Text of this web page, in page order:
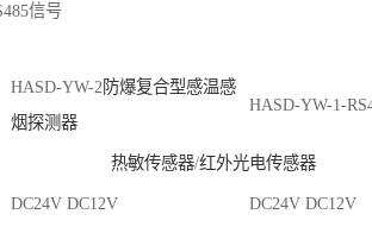
信号
HASD-YW-2防爆复合型感温感
烟探测器
HASD-YW-1-
热敏传感器/红外光电传感器
DC24V DC12V DC24V DC12V